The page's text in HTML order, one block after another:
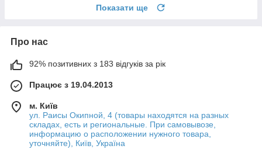
Показати ще
Про нас
92% позитивних з 183 відгуків за рік
Працює з 19.04.2013
м. Київ
ул. Раисы Окипной, 4 (товары находятся на разных
складах, есть и региональные. При самовывозе,
информацию о расположении нужного товара,
уточняйте), Київ, Україна